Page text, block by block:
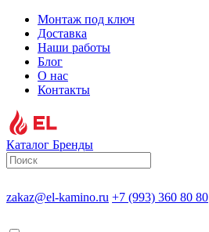
Монтаж под ключ
Доставка
Наши работы
Блог
О нас
Контакты
Каталог Бренды
zakaz@el-kamino.ru +7 (993) 360 80 80